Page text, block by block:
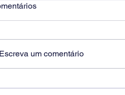
Escreva um comentário